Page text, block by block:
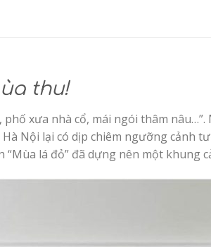
thu!
xưa nhà cổ, mái ngói thâm
Nội lại có dịp chiêm ngưỡng cảnh
lá đỏ” đã dựng nên một khung